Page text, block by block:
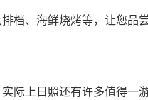
档、海鲜烧烤等，让您品
际上日照还有许多值得